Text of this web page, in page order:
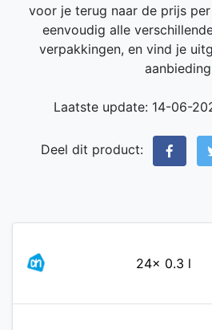
voor je terug naar de prijs
eenvoudig alle
verpakkingen, en vind je
Laatste update: 14-06-
Deel dit product:
24x 0.3 l